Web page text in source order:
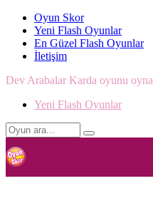
Oyun Skor
Yeni Flash Oyunlar
En Güzel Flash Oyunlar
İletişim
Dev Arabalar Karda oyunu oyna
Yeni Flash Oyunlar